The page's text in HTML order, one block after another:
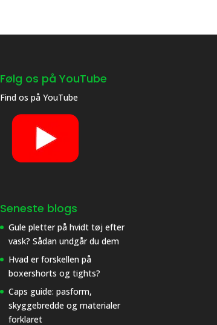
Følg os på YouTube
Find os påYouTube
Seneste blogs
Gule pletter på hvidt tøj efter
vask? Sådan undgår du dem
Hvad er forskellen på
boxershorts og tights?
Caps guide: pasform,
skyggebredde og materialer
forklaret